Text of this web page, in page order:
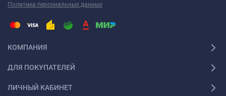
Политика персональных данных
КОМПАНИЯ
ДЛЯ ПОКУПАТЕЛЕЙ
ЛИЧНЫЙ КАБИНЕТ